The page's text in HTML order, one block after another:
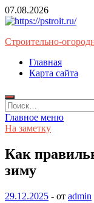
Перейти
к
07.08.2026
Строительно-
Главная
Карта сайта
Найти:
Главное меню
На заметку
Как
зиму
29.12.2025 - от admin